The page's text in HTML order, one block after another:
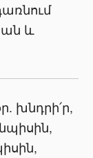
և
խնդրի՛ր,